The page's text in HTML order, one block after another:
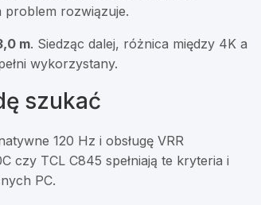
problem rozwiązuje.
m. Siedząc dalej, różnica między 4K a
wykorzystany.
szukać
120 Hz i obsługę VRR
czy TCL C845 spełniają te kryteria i
PC.